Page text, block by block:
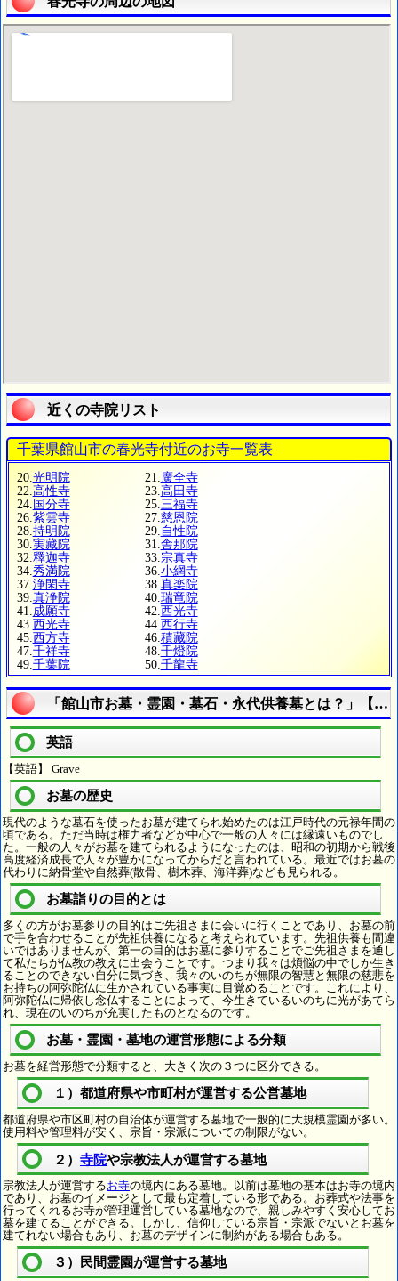
近くの寺院リスト
千葉県館山市の春光寺付近のお寺一覧表
20. 光明院 21. 廣全寺
22. 高性寺 23. 高田寺
24. 国分寺 25. 三福寺
26. 紫雲寺 27. 慈恩院
28. 持明院 29. 自性院
30. 実藏院 31. 舎那院
32. 釋迦寺 33. 宗真寺
34. 秀満院 36. 小網寺
37. 浄閑寺 38. 真楽院
39. 真浄院 40. 瑞竜院
41. 成願寺 42. 西光寺
43. 西光寺 44. 西行寺
45. 西方寺 46. 積藏院
47. 千祥寺 48. 千燈院
49. 千葉院 50. 千龍寺
「館山市お墓・霊園・墓石・永代供養墓とは？」【寺
英語
【英語】 Grave
お墓の歴史
現代のような墓石を使ったお墓が建てられ始めたのは江戸時代の元禄年間の
頃である。ただ当時は権力者などが中心で一般の人々には縁遠いものでし
た。一般の人々がお墓を建てられるようになったのは、昭和の初期から戦後
高度経済成長で人々が豊かになってからだと言われている。最近ではお墓の
代わりに納骨堂や自然葬(散骨、樹木葬、海洋葬)なども見られる。
お墓詣りの目的とは
多くの方がお墓参りの目的はご先祖さまに会いに行くことであり、お墓の前
で手を合わせることが先祖供養になると考えられています。先祖供養も間違
いではありませんが、第一の目的はお墓に参りすることでご先祖さまを通し
て私たちが仏教の教えに出会うことです。つまり我々は煩悩の中でしか生き
ることのできない自分に気づき、我々のいのちが無限の智慧と無限の慈悲を
お持ちの阿弥陀仏に生かされている事実に目覚めることです。これにより、
阿弥陀仏に帰依し念仏することによって、今生きているいのちに光があてら
れ、現在のいのちが充実したものとなるのです。
お墓・霊園・墓地の運営形態による分類
お墓を経営形態で分類すると、大きく次の３つに区分できる。
１）都道府県や市町村が運営する公営墓地
都道府県や市区町村の自治体が運営する墓地で一般的に大規模霊園が多い。
使用料や管理料が安く、宗旨・宗派についての制限がない。
２） 寺院や宗教法人が運営する墓地
宗教法人が運営するお寺の境内にある墓地。以前は墓地の基本はお寺の境内
であり、お墓のイメージとして最も定着している形である。お葬式や法事を
行ってくれるお寺が管理運営している墓地なので、親しみやすく安心してお
墓を建てることができる。しかし、信仰している宗旨・宗派でないとお墓を
建てれない場合もあり、お墓のデザインに制約がある場合もある。
３）民間霊園が運営する墓地